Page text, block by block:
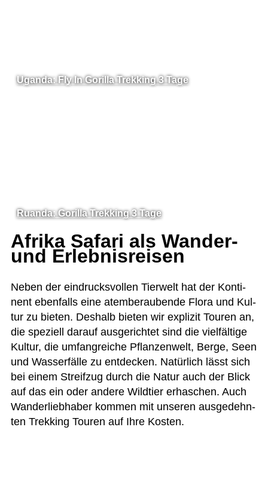
Uganda: Fly In Gorilla Trekking 3 Tage
Ruanda: Gorilla Trekking 3 Tage
Afrika Safari als Wander-
und Erlebnisreisen
Neben der ein­drucks­vol­len Tier­welt hat der Kon­ti­
nent eben­falls eine atem­be­rau­bende Flora und Kul­
tur zu bie­ten. Des­halb bie­ten wir expli­zit Tou­ren an,
die spe­zi­ell dar­auf aus­ge­rich­tet sind die viel­fäl­tige
Kul­tur, die umfang­rei­che Pflan­zen­welt, Berge, Seen
und Was­ser­fälle zu ent­de­cken. Natür­lich lässt sich
bei einem Streif­zug durch die Natur auch der Blick
auf das ein oder andere Wild­tier erha­schen. Auch
Wan­der­lieb­ha­ber kom­men mit unse­ren aus­ge­dehn­
ten Trek­king Tou­ren auf Ihre Kosten.